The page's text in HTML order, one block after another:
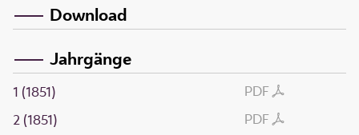
Download
Jahrgänge
PDF
1 (1851)
PDF
2 (1851)